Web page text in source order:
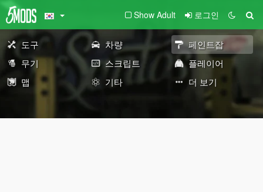
Show Adult 로그인
도구 차량
페인트잡
무기
스크립트
플레이어
맵
기타 더 보기